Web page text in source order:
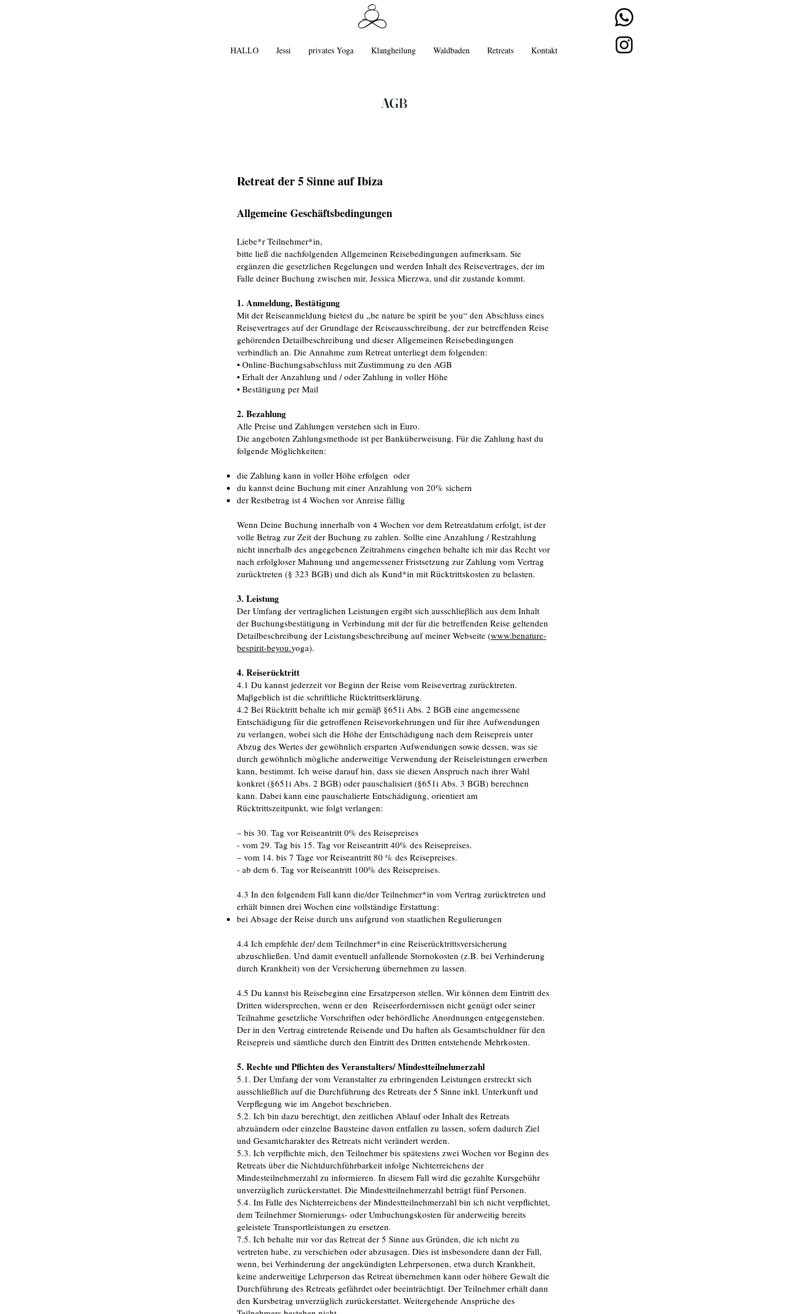
HALLO Jessi privates Yoga Klangheilung Waldbaden Retreats Kontakt
AGB
Retreat der 5 Sinne auf Ibiza
Allgemeine Geschäftsbedingungen
Liebe*r Teilnehmer*in,
bitte ließ die nachfolgenden Allgemeinen Reisebedingungen aufmerksam. Sie
ergänzen die gesetzlichen Regelungen und werden Inhalt des Reisevertrages, der im
Falle deiner Buchung zwischen mir, Jessica Mierzwa, und dir zustande kommt.
1. Anmeldung, Bestätigung
Mit der Reiseanmeldung bietest du „be nature be spirit be you“ den Abschluss eines
Reisevertrages auf der Grundlage der Reiseausschreibung, der zur betreffenden Reise
gehörenden Detailbeschreibung und dieser Allgemeinen Reisebedingungen
verbindlich an. Die Annahme zum Retreat unterliegt dem folgenden:
• Online-Buchungsabschluss mit Zustimmung zu den AGB
• Erhalt der Anzahlung und / oder Zahlung in voller Höhe
• Bestätigung per Mail
2. Bezahlung
Alle Preise und Zahlungen verstehen sich in Euro.
Die angeboten Zahlungsmethode ist per Banküberweisung. Für die Zahlung hast du
folgende Möglichkeiten:
die Zahlung kann in voller Höhe erfolgen oder
du kannst deine Buchung mit einer Anzahlung von 20% sichern
der Restbetrag ist 4 Wochen vor Anreise fällig
Wenn Deine Buchung innerhalb von 4 Wochen vor dem Retreatdatum erfolgt, ist der
volle Betrag zur Zeit der Buchung zu zahlen. Sollte eine Anzahlung / Restzahlung
nicht innerhalb des angegebenen Zeitrahmens eingehen behalte ich mir das Recht vor
nach erfolgloser Mahnung und angemessener Fristsetzung zur Zahlung vom Vertrag
zurücktreten (§ 323 BGB) und dich als Kund*in mit Rücktrittskosten zu belasten.
3. Leistung
Der Umfang der vertraglichen Leistungen ergibt sich ausschlieβlich aus dem Inhalt
der Buchungsbestätigung in Verbindung mit der für die betreffenden Reise geltenden
Detailbeschreibung der Leistungsbeschreibung auf meiner Webseite (www.benature-
bespirit-beyou.yoga).
4. Reiserücktritt
4.1 Du kannst jederzeit vor Beginn der Reise vom Reisevertrag zurücktreten.
Maβgeblich ist die schriftliche Rücktrittserklärung.
4.2 Bei Rücktritt behalte ich mir gemäβ §651i Abs. 2 BGB eine angemessene
Entschädigung für die getroffenen Reisevorkehrungen und für ihre Aufwendungen
zu verlangen, wobei sich die Höhe der Entschädigung nach dem Reisepreis unter
Abzug des Wertes der gewöhnlich ersparten Aufwendungen sowie dessen, was sie
durch gewöhnlich mögliche anderweitige Verwendung der Reiseleistungen erwerben
kann, bestimmt. Ich weise darauf hin, dass sie diesen Anspruch nach ihrer Wahl
konkret (§651i Abs. 2 BGB) oder pauschalisiert (§651i Abs. 3 BGB) berechnen
kann. Dabei kann eine pauschalierte Entschädigung, orientiert am
Rücktrittszeitpunkt, wie folgt verlangen:
– bis 30. Tag vor Reiseantritt 0% des Reisepreises
- vom 29. Tag bis 15. Tag vor Reiseantritt 40% des Reisepreises.
– vom 14. bis 7 Tage vor Reiseantritt 80 % des Reisepreises.
- ab dem 6. Tag vor Reiseantritt 100% des Reisepreises.
4.3 In den folgendem Fall kann die/der Teilnehmer*in vom Vertrag zurücktreten und
erhält binnen drei Wochen eine vollständige Erstattung:
bei Absage der Reise durch uns aufgrund von staatlichen Regulierungen
4.4 Ich empfehle der/ dem Teilnehmer*in eine Reiserücktrittsversicherung
abzuschließen. Und damit eventuell anfallende Stornokosten (z.B. bei Verhinderung
durch Krankheit) von der Versicherung übernehmen zu lassen.
4.5 Du kannst bis Reisebeginn eine Ersatzperson stellen. Wir können dem Eintritt des
Dritten widersprechen, wenn er den Reiseerfordernissen nicht genügt oder seiner
Teilnahme gesetzliche Vorschriften oder behördliche Anordnungen entgegenstehen.
Der in den Vertrag eintretende Reisende und Du haften als Gesamtschuldner für den
Reisepreis und sämtliche durch den Eintritt des Dritten entstehende Mehrkosten.
5. Rechte und Pflichten des Veranstalters/ Mindestteilnehmerzahl
5.1. Der Umfang der vom Veranstalter zu erbringenden Leistungen erstreckt sich
ausschließlich auf die Durchführung des Retreats der 5 Sinne inkl. Unterkunft und
Verpflegung wie im Angebot beschrieben.
5.2. Ich bin dazu berechtigt, den zeitlichen Ablauf oder Inhalt des Retreats
abzuändern oder einzelne Bausteine davon entfallen zu lassen, sofern dadurch Ziel
und Gesamtcharakter des Retreats nicht verändert werden.
5.3. Ich verpflichte mich, den Teilnehmer bis spätestens zwei Wochen vor Beginn des
Retreats über die Nichtdurchführbarkeit infolge Nichterreichens der
Mindesteilnehmerzahl zu informieren. In diesem Fall wird die gezahlte Kursgebühr
unverzüglich zurückerstattet. Die Mindestteilnehmerzahl beträgt fünf Personen.
5.4. Im Falle des Nichterreichens der Mindestteilnehmerzahl bin ich nicht verpflichtet,
dem Teilnehmer Stornierungs- oder Umbuchungskosten für anderweitig bereits
geleistete Transportleistungen zu ersetzen.
7.5. Ich behalte mir vor das Retreat der 5 Sinne aus Gründen, die ich nicht zu
vertreten habe, zu verschieben oder abzusagen. Dies ist insbesondere dann der Fall,
wenn, bei Verhinderung der angekündigten Lehrpersonen, etwa durch Krankheit,
keine anderweitige Lehrperson das Retreat übernehmen kann oder höhere Gewalt die
Durchführung des Retreats gefährdet oder beeinträchtigt. Der Teilnehmer erhält dann
den Kursbetrag unverzüglich zurückerstattet. Weitergehende Ansprüche des